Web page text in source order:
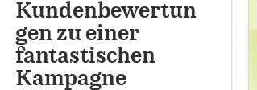
Kundenbewertun
gen zu einer
fantastischen
Kampagne